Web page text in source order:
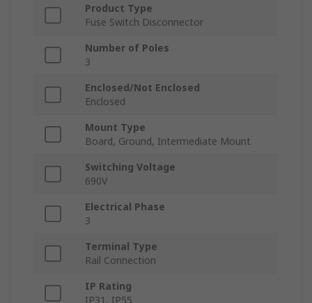
Product Type
Fuse Switch Disconnector
Number of Poles
3
Enclosed/Not Enclosed
Enclosed
Mount Type
Board, Ground, Intermediate Mount
Switching Voltage
690V
Electrical Phase
3
Terminal Type
Rail Connection
IP Rating
IP31, IP55